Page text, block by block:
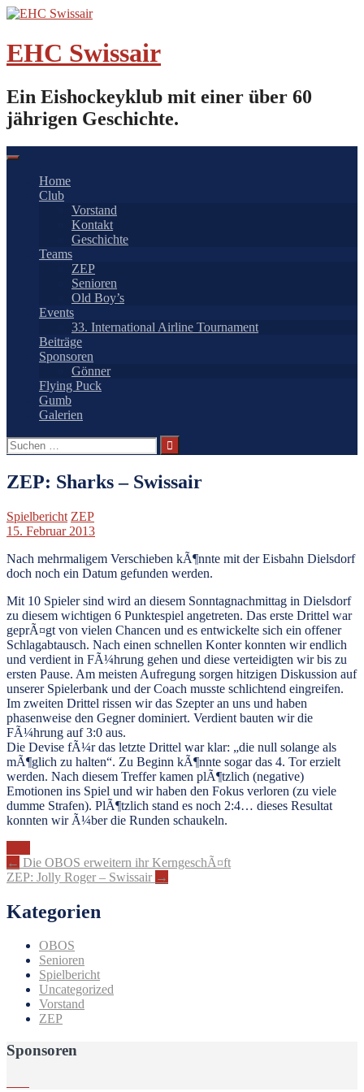
Springe
Inhalt
EHC Swissair
Ein Eishockeyklub mit einer über 60
jährigen Geschichte.
Home
Club
Vorstand
Kontakt
Geschichte
Teams
ZEP
Senioren
Old Boy’s
Events
33. International Airline Tournament
Beiträge
Sponsoren
Gönner
Flying Puck
Gumb
Galerien
Suchen
nach:
ZEP: Sharks – Swissair
Spielbericht ZEP
15. Februar 2013
Nach mehrmaligem Verschieben kÃ¶nnte mit der Eisbahn Dielsdorf
doch noch ein Datum gefunden werden.
Mit 10 Spieler sind wird an diesem Sonntagnachmittag in Dielsdorf
zu diesem wichtigen 6 Punktespiel angetreten. Das erste Drittel war
geprÃ¤gt von vielen Chancen und es entwickelte sich ein offener
Schlagabtausch. Nach einen schnellen Konter konnten wir endlich
und verdient in FÃ¼hrung gehen und diese verteidigten wir bis zu
ersten Pause. Am meisten Aufregung sorgen hitzigen Diskussion auf
unserer Spielerbank und der Coach musste schlichtend eingreifen.
Im zweiten Drittel rissen wir das Szepter an uns und haben
phasenweise den Gegner dominiert. Verdient bauten wir die
FÃ¼hrung auf 3:0 aus.
Die Devise fÃ¼r das letzte Drittel war klar: „die null solange als
mÃ¶glich zu halten“. Zu Beginn kÃ¶nnte sogar das 4. Tor erzielt
werden. Nach diesem Treffer kamen plÃ¶tzlich (negative)
Emotionen ins Spiel und wir haben den Fokus verloren (zu viele
dumme Strafen). PlÃ¶tzlich stand es noch 2:4… dieses Resultat
konnten wir Ã¼ber die Runden schaukeln.
Artikel-
Navigation
← Die OBOS erweitern ihr KerngeschÃ¤ft
ZEP: Jolly Roger – Swissair →
Kategorien
OBOS
Senioren
Spielbericht
Uncategorized
Vorstand
ZEP
Sponsoren